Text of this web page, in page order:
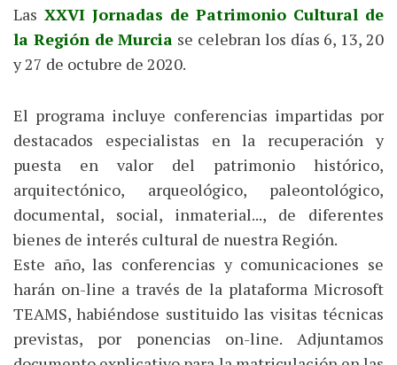
Las XXVI Jornadas de Patrimonio Cultural de
la Región de Murcia se celebran los días 6, 13, 20
y 27 de octubre de 2020.
El programa incluye conferencias impartidas por
destacados especialistas en la recuperación y
puesta en valor del patrimonio histórico,
arquitectónico, arqueológico, paleontológico,
documental, social, inmaterial..., de diferentes
bienes de interés cultural de nuestra Región.
Este año, las conferencias y comunicaciones se
harán on-line a través de la plataforma Microsoft
TEAMS, habiéndose sustituido las visitas técnicas
previstas, por ponencias on-line. Adjuntamos